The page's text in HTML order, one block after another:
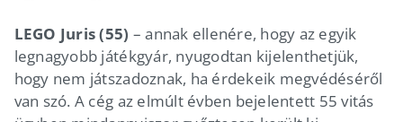
LEGO Juris (55) – annak ellenére, hogy az egyik
legnagyobb játékgyár, nyugodtan kijelenthetjük,
hogy nem játszadoznak, ha érdekeik megvédéséről
van szó. A cég az elmúlt évben bejelentett 55 vitás